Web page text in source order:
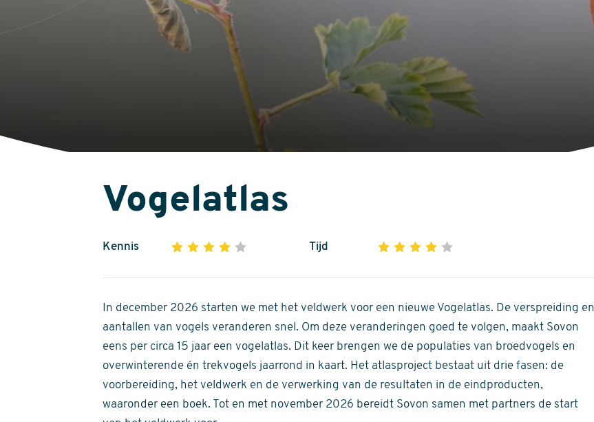
Vogelatlas
Kennis 1 2 3 4
of
5
stars
Tijd 1 2 3 4
of
5
stars
In december 2026 starten we met het veldwerk voor een nieuwe Vogelatlas. De verspreiding en
aantallen van vogels veranderen snel. Om deze veranderingen goed te volgen, maakt Sovon
eens per circa 15 jaar een vogelatlas. Dit keer brengen we de populaties van broedvogels en
overwinterende én trekvogels jaarrond in kaart. Het atlasproject bestaat uit drie fasen: de
voorbereiding, het veldwerk en de verwerking van de resultaten in de eindproducten,
waaronder een boek. Tot en met november 2026 bereidt Sovon samen met partners de start